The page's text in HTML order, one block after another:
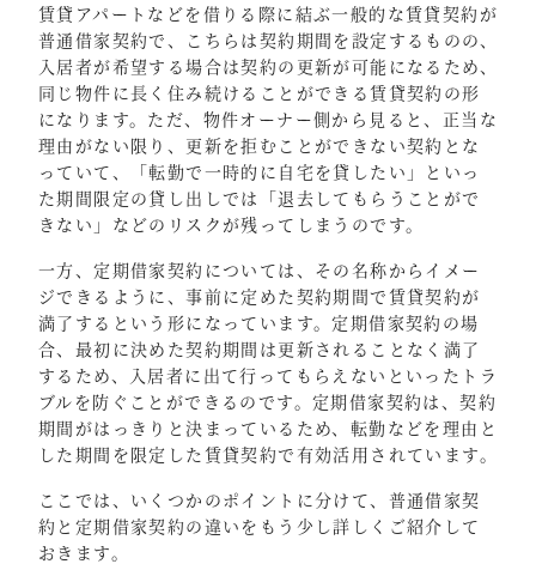
賃貸アパートなどを借りる際に結ぶ一般的な賃貸契約が
普通借家契約で、こちらは契約期間を設定するものの、
入居者が希望する場合は契約の更新が可能になるため、
同じ物件に長く住み続けることができる賃貸契約の形
になります。ただ、物件オーナー側から見ると、正当な
理由がない限り、更新を拒むことができない契約とな
っていて、「転勤で一時的に自宅を貸したい」といっ
た期間限定の貸し出しでは「退去してもらうことがで
きない」などのリスクが残ってしまうのです。
一方、定期借家契約については、その名称からイメー
ジできるように、事前に定めた契約期間で賃貸契約が
満了するという形になっています。定期借家契約の場
合、最初に決めた契約期間は更新されることなく満了
するため、入居者に出て行ってもらえないといったトラ
ブルを防ぐことができるのです。定期借家契約は、契約
期間がはっきりと決まっているため、転勤などを理由と
した期間を限定した賃貸契約で有効活用されています。
ここでは、いくつかのポイントに分けて、普通借家契
約と定期借家契約の違いをもう少し詳しくご紹介して
おきます。